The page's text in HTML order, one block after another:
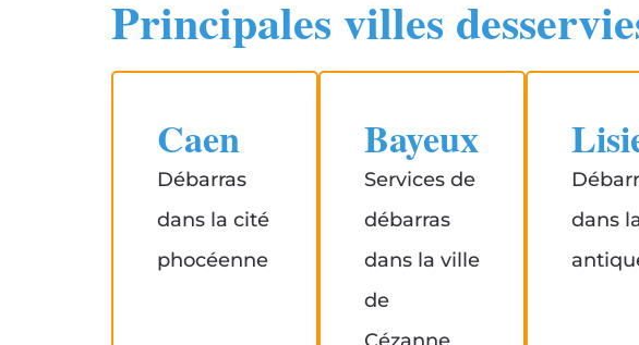
Principales villes
Caen
Débarras
dans la cité
phocéenne
Bayeux
Services de
débarras
dans la ville
de
Cézanne
dans